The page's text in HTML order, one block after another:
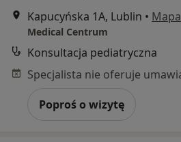
Kapucyńska 1A, Lublin • Mapa
Medical Centrum
Konsultacja pediatryczna
Poproś o wizytę